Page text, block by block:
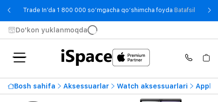
Trade In’da 1 800 000 so‘mgacha qo‘shimcha foyda Batafsil -
Do'kon yuklanmoqda
Bosh sahifa Aksessuarlar Watch aksessuarlari Apple